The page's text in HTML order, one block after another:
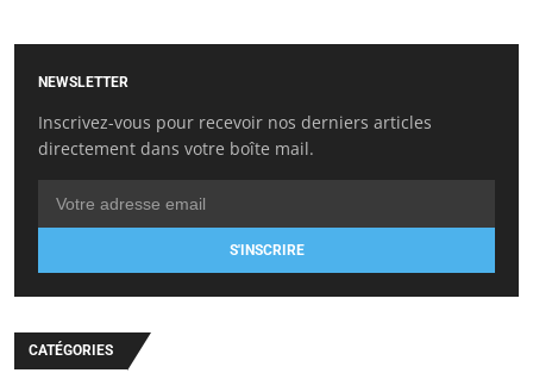
NEWSLETTER
Inscrivez-vous pour recevoir nos derniers articles
directement dans votre boîte mail.
S'INSCRIRE
CATÉGORIES